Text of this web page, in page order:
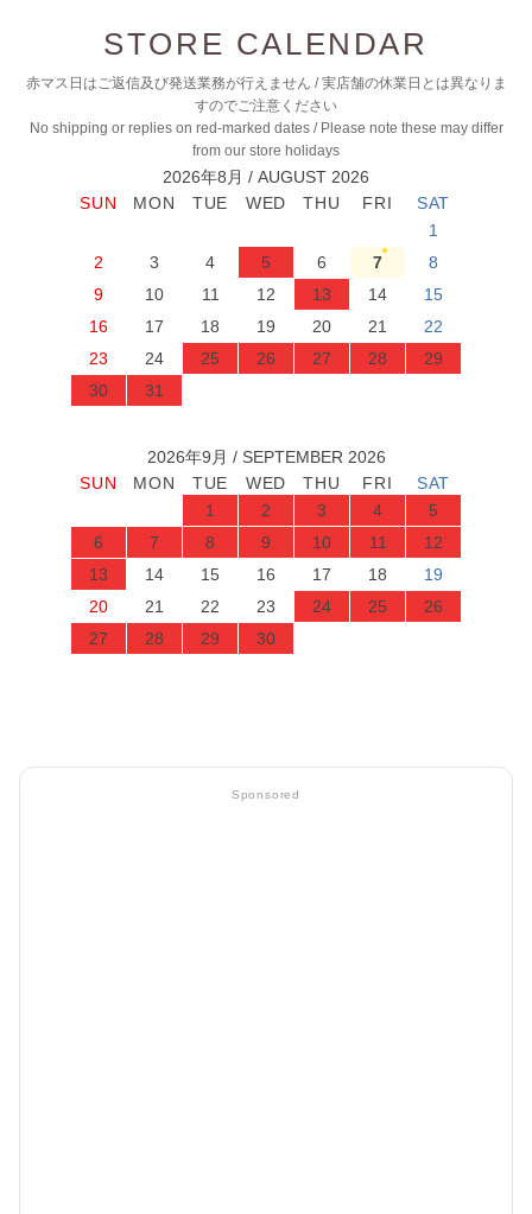
STORE CALENDAR
赤マス日はご返信及び発送業務が行えません / 実店舗の休業日とは異なりま
すのでご注意ください
No shipping or replies on red-marked dates / Please note these may differ
from our store holidays
2026年8月 / AUGUST 2026
1
2
3 4 5 6 7
8
9
10 11 12 13 14
15
16
17 18 19 20 21
22
23
24 25 26 27 28
29
30
31
2026年9月 / SEPTEMBER 2026
1 2 3 4
5
6
7 8 9 10 11
12
13
14 15 16 17 18
19
20
21 22 23 24 25
26
27
28 29 30
Sponsored